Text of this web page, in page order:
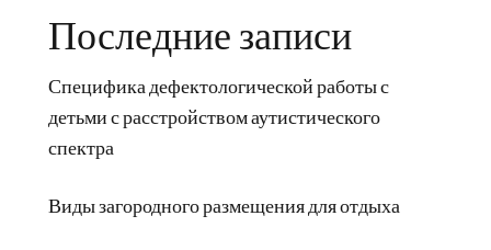
Последние записи
Специфика дефектологической работы с
детьми с расстройством аутистического
спектра
Виды загородного размещения для отдыха